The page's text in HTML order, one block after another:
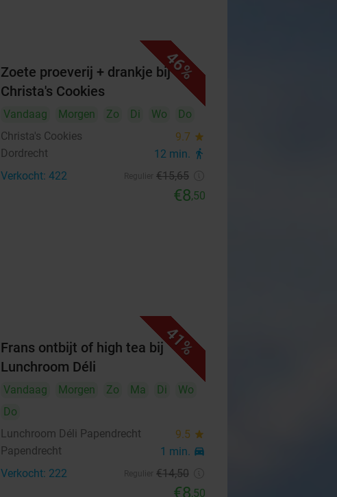
46%
Zoete proeverij + drankje bij
Christa's Cookies
Vandaag Morgen Zo Di Wo
Do
Christa's Cookies
9.7 star
Dordrecht 12 min. directions_walk
Verkocht: 422 €15,65
€8,50
41%
Frans ontbijt of high tea bij
Lunchroom Déli
Vandaag Morgen Zo Ma Di
Wo
Do
Lunchroom Déli Papendrecht
9.5 star
Papendrecht 1 min. directions_car
Verkocht: 222 €14,50
€8,50